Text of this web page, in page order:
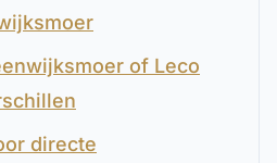
of Leco
directe